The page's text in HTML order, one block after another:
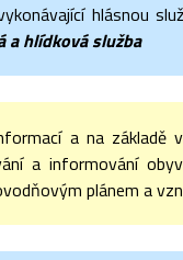
hlásnou
a hlídková služba
a na základě
a informování
plánem a